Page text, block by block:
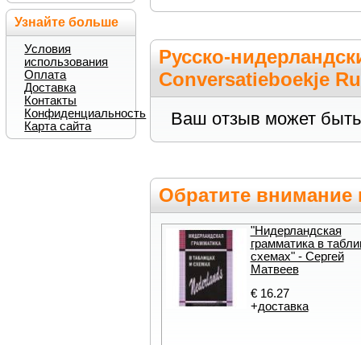
Русско-
Conversatieboekje
Ваш отзыв может
Обратите
"Нидерландская
грамматика в
схемах" - Сергей
Матвеев
€ 16.27
+доставка
Узнайте больше
Условия
использования
Оплата
Доставка
Контакты
Конфиденциальность
Карта сайта